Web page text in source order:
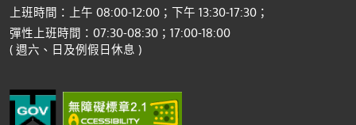
上班時間：上午 08:00-12:00；下午 13:30-17:30；
彈性上班時間：07:30-08:30；17:00-18:00
( 週六、日及例假日休息 )